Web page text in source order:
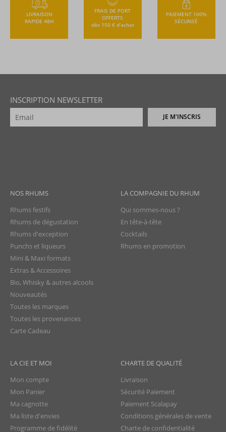
LIVRAISON
RAPIDE 48H
FRAIS DE PORT
OFFERTS
dès 150 € d’achat
PAIEMENT 100%
SÉCURISÉ
INSCRIPTION NEWSLETTER
JE M'INSCRIS
NOS RHUMS
Rhums festifs
Rhums de dégustation
Rhums d'exception
Punchs et liqueurs
Mini & Maxi formats
Extras & Accessoires
Bio, Whisky & autres alcools
Nouveautés
Toutes les marques
Toutes les provenances
Carte Cadeau
LA COMPAGNIE DU RHUM
Qui sommes-nous ?
En tête-à-tête
Cocktails
Rhums en promotion
LA CIE ET MOI
Mon compte
Mon Panier
Ma cagnotte
Ma liste d'envies
Programme de fidélité
CHARTE DE QUALITÉ
Livraison
Sécurité Paiement
Paiement Scalapay
Conditions générales de vente
Charte de confidentialité